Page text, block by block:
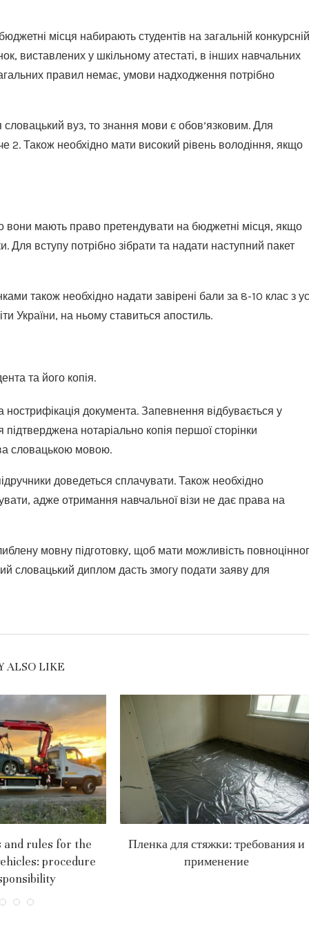
місця набирають студентів на загальній конкурсній
виставлених у шкільному атестаті, в інших навчальних
правил немає, умови надходження потрібно
словацький вуз, то знання мови є обов’язковим. Для
2. Також необхідно мати високий рівень володіння, якщо
вони мають право претендувати на бюджетні місця, якщо
Для вступу потрібно зібрати та надати наступний пакет
також необхідно надати завірені бали за 8-10 клас з
України, на ньому ставиться апостиль.
та його копія.
нострифікація документа. Запевнення відбувається у
нотаріально копія першої сторінки
словацькою мовою.
доведеться сплачувати. Також необхідно
адже отримання навчальної візи не дає права на
мовну підготовку, щоб мати можливість
словацький диплом дасть змогу подати заяву для
ALSO LIKE
and rules for the
procedure
Пленка для стяжки: требования и
применение